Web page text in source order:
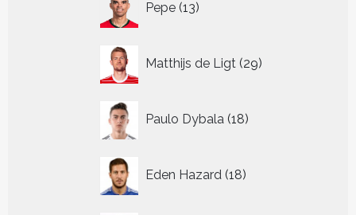
Pepe 13
producten
Matthijs de Ligt 29
producten
Paulo Dybala 18
producten
Eden Hazard 18
producten